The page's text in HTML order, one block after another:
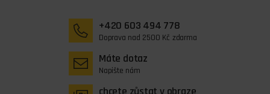
+420 603 494 778
Doprava nad 2500 Kč zdarma
Máte dotaz
Napište nám
chcete zůstat v obraze